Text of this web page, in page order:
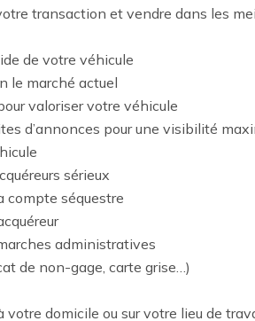
transaction et vendre dans les
de votre véhicule
le marché actuel
valoriser votre véhicule
d’annonces pour une visibilité
sérieux
compte séquestre
administratives
de non-gage, carte grise…)
votre domicile ou sur votre lieu de